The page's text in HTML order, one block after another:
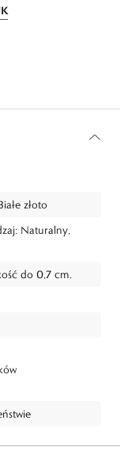
złoto
Naturalny,
do 0,7 cm.